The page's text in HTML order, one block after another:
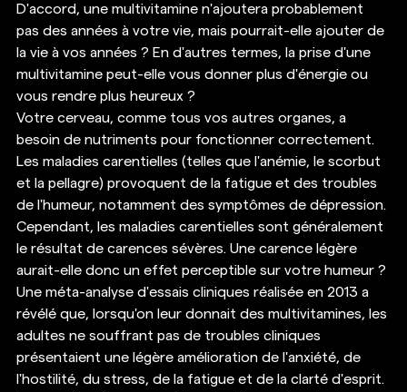
D'accord, une multivitamine n'ajoutera probablement
pas des années à votre vie, mais pourrait-elle ajouter de
la vie à vos années ? En d'autres termes, la prise d'une
multivitamine peut-elle vous donner plus d'énergie ou
vous rendre plus heureux ?
Votre cerveau, comme tous vos autres organes, a
besoin de nutriments pour fonctionner correctement.
Les maladies carentielles (telles que l'anémie, le scorbut
et la pellagre) provoquent de la fatigue et des troubles
de l'humeur, notamment des symptômes de dépression.
Cependant, les maladies carentielles sont généralement
le résultat de carences sévères. Une carence légère
aurait-elle donc un effet perceptible sur votre humeur ?
Une méta-analyse d'essais cliniques réalisée en 2013 a
révélé que, lorsqu'on leur donnait des multivitamines, les
adultes ne souffrant pas de troubles cliniques
présentaient une légère amélioration de l'anxiété, de
l'hostilité, du stress, de la fatigue et de la clarté d'esprit.